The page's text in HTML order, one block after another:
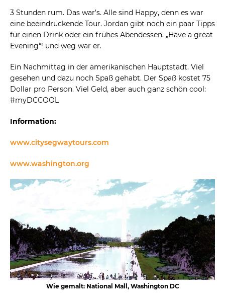
3 Stunden rum. Das war’s. Alle sind Happy, denn es war
eine beeindruckende Tour. Jordan gibt noch ein paar Tipps
für einen Drink oder ein frühes Abendessen. „Have a great
Evening“! und weg war er.
Ein Nachmittag in der amerikanischen Hauptstadt. Viel
gesehen und dazu noch Spaß gehabt. Der Spaß kostet 75
Dollar pro Person. Viel Geld, aber auch ganz schön cool:
#myDCCOOL
Information:
www.citysegwaytours.com
www.washington.org
Wie gemalt: National Mall, Washington DC